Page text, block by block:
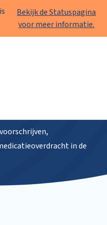
Bekijk de Statuspagina
voor meer informatie.
in de